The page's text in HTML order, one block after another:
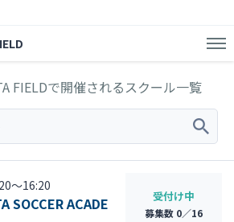
FIELDで開催されるスクール一覧
〜16:20
SOCCER ACADE
受付け中
募集数 0／16